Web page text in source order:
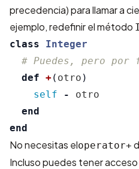
precedencia) para llamar a
ejemplo, redefinir el método
class
Integer
# Puedes, pero por
def +( otro )
self
-
otro
end
end
No necesitas eloperator+
Incluso puedes tener